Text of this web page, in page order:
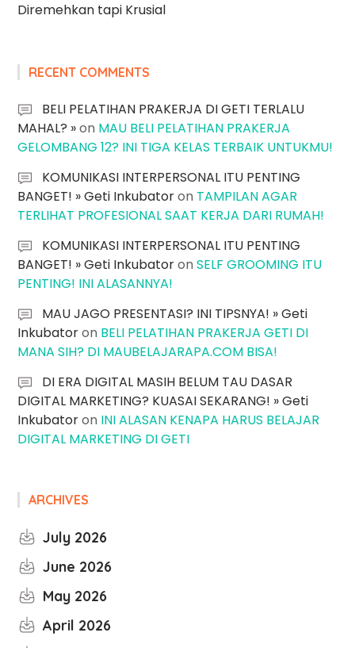
Diremehkan tapi Krusial
RECENT COMMENTS
BELI PELATIHAN PRAKERJA DI GETI TERLALU
MAHAL? »on MAU BELI PELATIHAN PRAKERJA
GELOMBANG 12? INI TIGA KELAS TERBAIK UNTUKMU!
KOMUNIKASI INTERPERSONAL ITU PENTING
BANGET! » Geti Inkubatoron TAMPILAN AGAR
TERLIHAT PROFESIONAL SAAT KERJA DARI RUMAH!
KOMUNIKASI INTERPERSONAL ITU PENTING
BANGET! » Geti InkubatoronSELF GROOMING ITU
PENTING! INI ALASANNYA!
MAU JAGO PRESENTASI? INI TIPSNYA! » Geti
Inkubatoron BELI PELATIHAN PRAKERJA GETI DI
MANA SIH? DI MAUBELAJARAPA.COM BISA!
DI ERA DIGITAL MASIH BELUM TAU DASAR
DIGITAL MARKETING? KUASAI SEKARANG! » Geti
Inkubatoron INI ALASAN KENAPA HARUS BELAJAR
DIGITAL MARKETING DI GETI
ARCHIVES
July 2026
June 2026
May 2026
April 2026